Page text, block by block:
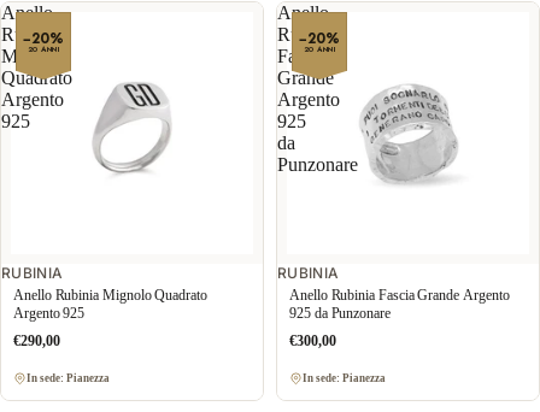
Anello
Rubinia
Mignolo
Quadrato
Argento
925
−20%
20 ANNI
RUBINIA
Anello Rubinia Mignolo Quadrato
Argento 925
€290,00
In sede: Pianezza
Anello
Rubinia
Fascia
Grande
Argento
925
da
Punzonare
−20%
20 ANNI
RUBINIA
Anello Rubinia Fascia Grande Argento
925 da Punzonare
€300,00
In sede: Pianezza